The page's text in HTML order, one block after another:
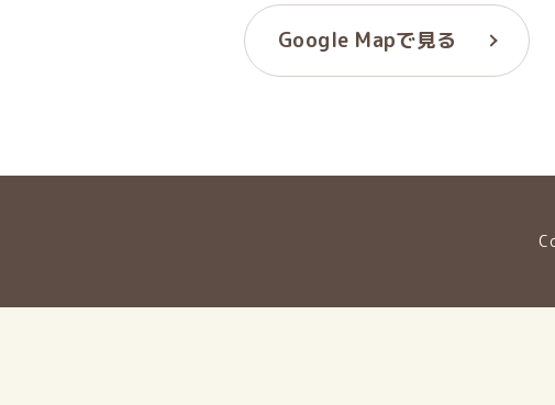
Google Mapで見る